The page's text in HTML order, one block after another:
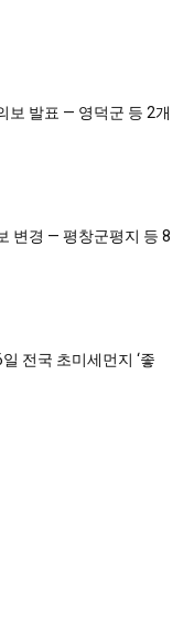
보 발표 — 영덕군 등 2개
변경 — 평창군평지 등 8
전국 초미세먼지 ‘좋